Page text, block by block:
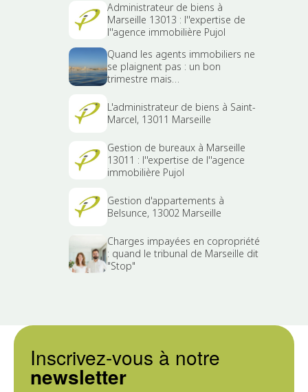
Administrateur de biens à
Marseille 13013 : l''expertise de
l''agence immobilière Pujol
Quand les agents immobiliers ne
se plaignent pas : un bon
trimestre mais…
L'administrateur de biens à Saint-
Marcel, 13011 Marseille
Gestion de bureaux à Marseille
13011 : l''expertise de l''agence
immobilière Pujol
Gestion d'appartements à
Belsunce, 13002 Marseille
Charges impayées en copropriété
: quand le tribunal de Marseille dit
"Stop"
Inscrivez-vous à notre
newsletter